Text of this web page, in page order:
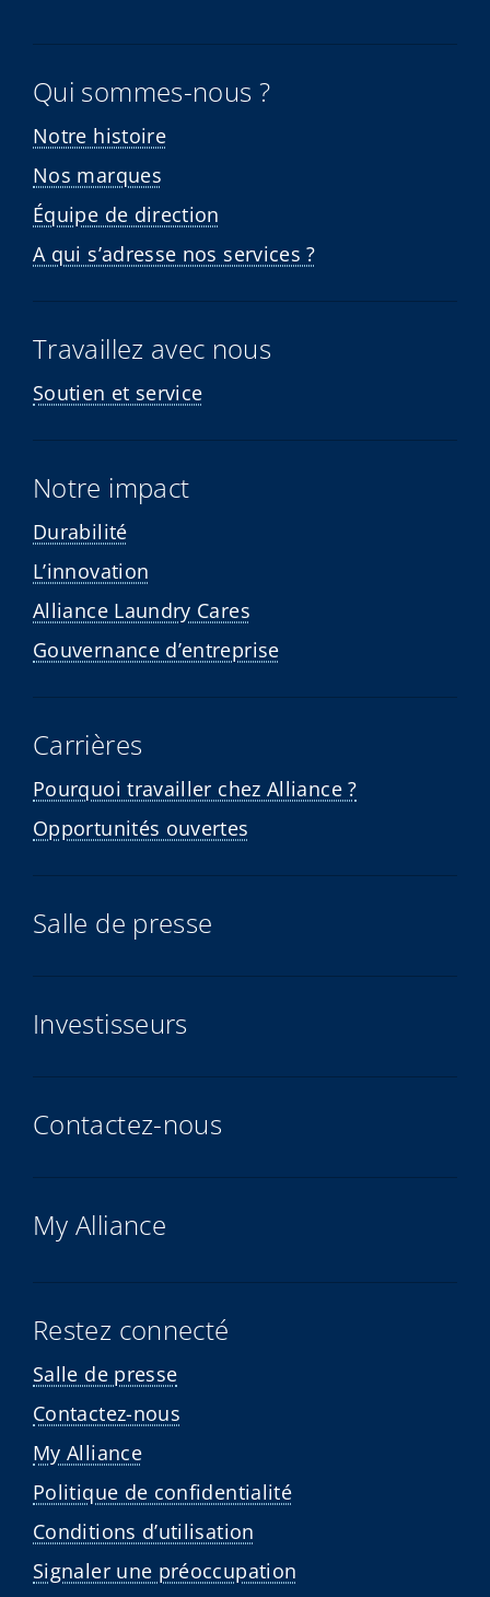
Qui sommes-nous ?
Notre histoire
Nos marques
Équipe de direction
A qui s’adresse nos services ?
Travaillez avec nous
Soutien et service
Notre impact
Durabilité
L’innovation
Alliance Laundry Cares
Gouvernance d’entreprise
Carrières
Pourquoi travailler chez Alliance ?
Opportunités ouvertes
Salle de presse
Investisseurs
Contactez-nous
My Alliance
Restez connecté
Salle de presse
Contactez-nous
My Alliance
Politique de confidentialité
Conditions d’utilisation
Signaler une préoccupation